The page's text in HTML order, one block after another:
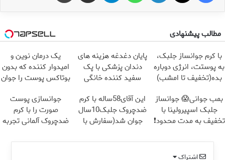
مطالب پیشنهادی
با کرم جوانساز جلبک،
به پوستت، انرژی دوباره
بده(تخفیف تا امشب)
پایان دغدغه هزینه های
دندان پزشکی با پک
سفید کننده خانگی
یک درمان نوین و
امیدوار کننده که بدون
بوتاکس پوست را جوان
بمب جوانی😱 جوانساز
جلبک اسپیرولینا با
تخفیف به مدت محدود❗
این آقای58ساله با کرم
ضدچروک جلبک10سال
جوان شد(سفارش با
جوانسازی پوست
صورت را با کرم
ضدچروک آلمانی تجربه
اشتراک